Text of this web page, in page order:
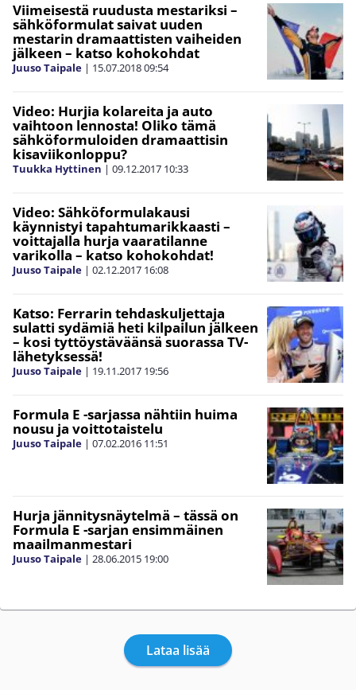
Viimeisestä ruudusta mestariksi –
sähköformulat saivat uuden
mestarin dramaattisten vaiheiden
jälkeen – katso kohokohdat
Juuso Taipale | 15.07.201809:54
Video: Hurjia kolareita ja auto
vaihtoon lennosta! Oliko tämä
sähköformuloiden dramaattisin
kisaviikonloppu?
Tuukka Hyttinen | 09.12.2017 10:33
Video: Sähköformulakausi
käynnistyi tapahtumarikkaasti –
voittajalla hurja vaaratilanne
varikolla – katso kohokohdat!
Juuso Taipale | 02.12.2017 16:08
Katso: Ferrarin tehdaskuljettaja
sulatti sydämiä heti kilpailun jälkeen
– kosi tyttöystäväänsä suorassa TV-
lähetyksessä!
Juuso Taipale | 19.11.2017 19:56
Formula E -sarjassa nähtiin huima
nousu ja voittotaistelu
Juuso Taipale | 07.02.2016 11:51
Hurja jännitysnäytelmä – tässä on
Formula E -sarjan ensimmäinen
maailmanmestari
Juuso Taipale | 28.06.2015 19:00
Lataa lisää